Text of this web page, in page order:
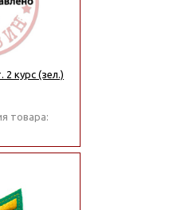
курс (зел.)
товара: